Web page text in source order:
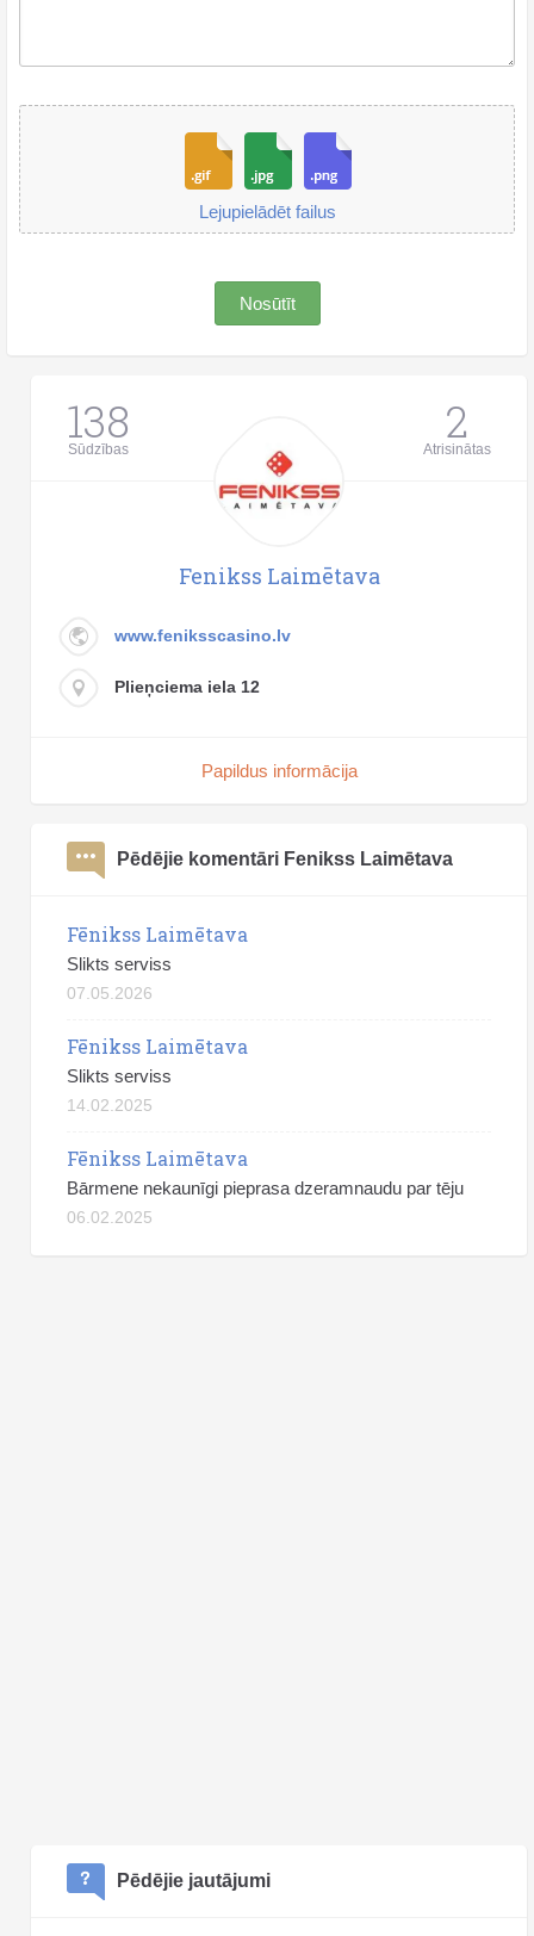
Lejupielādēt failus
Nosūtīt
138
Sūdzības 2
Atrisinātas
Fenikss Laimētava
www.feniksscasino.lv
Plieņciema iela 12
Papildus informācija
Pēdējie komentāri Fenikss Laimētava
Fēnikss Laimētava
Slikts serviss
07.05.2026
Fēnikss Laimētava
Slikts serviss
14.02.2025
Fēnikss Laimētava
Bārmene nekaunīgi pieprasa dzeramnaudu par tēju
06.02.2025
Pēdējie jautājumi